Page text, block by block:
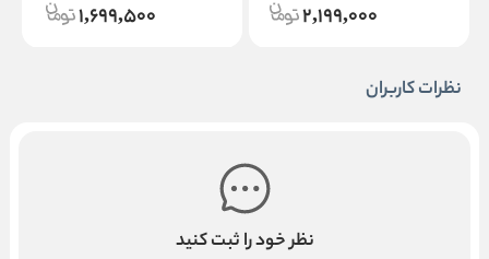
2,199,000
1,699,500
نظرات کاربران
نظر خود را ثبت کنید